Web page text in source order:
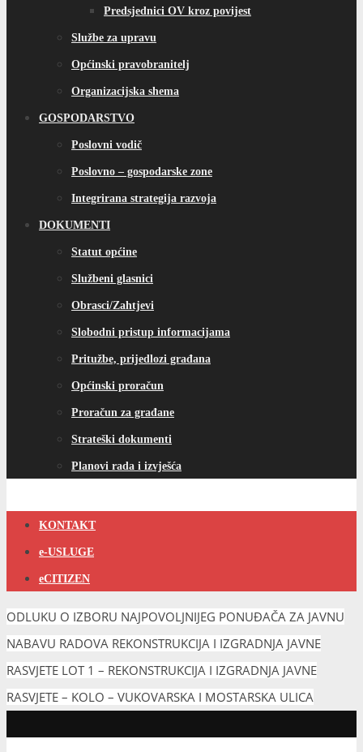
Predsjednici OV kroz povijest
Službe za upravu
Općinski pravobranitelj
Organizacijska shema
GOSPODARSTVO
Poslovni vodič
Poslovno – gospodarske zone
Integrirana strategija razvoja
DOKUMENTI
Statut općine
Službeni glasnici
Obrasci/Zahtjevi
Slobodni pristup informacijama
Pritužbe, prijedlozi građana
Općinski proračun
Proračun za građane
Strateški dokumenti
Planovi rada i izvješća
KONTAKT
e-USLUGE
eCITIZEN
ODLUKU O IZBORU NAJPOVOLJNIJEG PONUĐAČA ZA JAVNU
NABAVU RADOVA REKONSTRUKCIJA I IZGRADNJA JAVNE
RASVJETE LOT 1 – REKONSTRUKCIJA I IZGRADNJA JAVNE
RASVJETE – KOLO – VUKOVARSKA I MOSTARSKA ULICA